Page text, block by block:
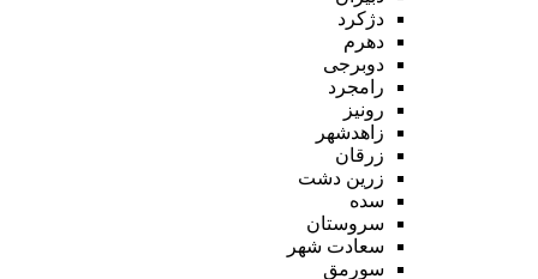
دژکرد
دهرم
دوبرجی
رامجرد
رونیز
زاهدشهر
زرقان
زرین دشت
سده
سروستان
سعادت شهر
سورمق